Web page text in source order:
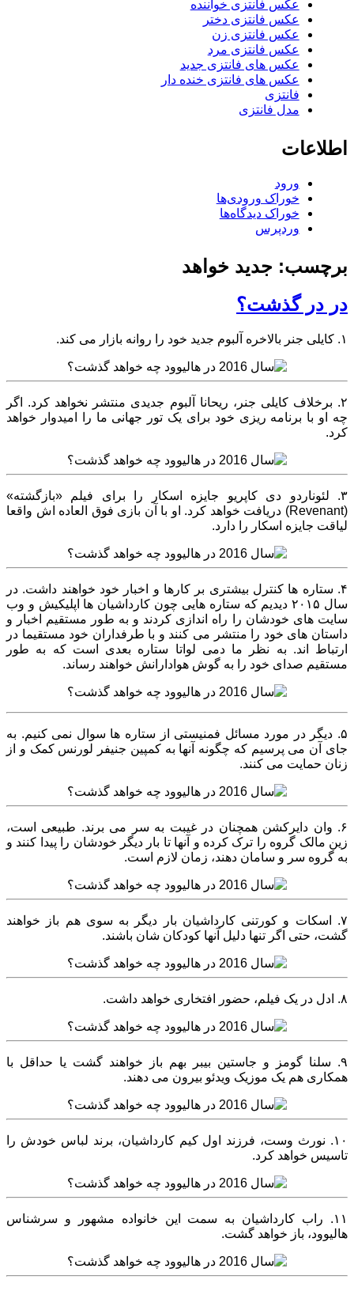
عکس فانتزی خواننده
عکس فانتزی دختر
عکس فانتزی زن
عکس فانتزی مرد
عکس های فانتزی جدید
عکس های فانتزی خنده دار
فانتزی
مدل فانتزی
اطلاعات
ورود
خوراک ورودی‌ها
خوراک دیدگاه‌ها
وردپرس
برچسب: جدید خواهد
در در گذشت؟
۱. کایلی جنر بالاخره آلبوم جدید خود را روانه بازار می کند.
۲. برخلاف کایلی جنر، ریحانا آلبوم جدیدی منتشر نخواهد کرد. اگر
چه او با برنامه ریزی خود برای یک تور جهانی ما را امیدوار خواهد
کرد.
۳. لئوناردو دی کاپریو جایزه اسکار را برای فیلم «بازگشته»
(Revenant) دریافت خواهد کرد. او با آن بازی فوق العاده اش واقعا
لیاقت جایزه اسکار را دارد.
۴. ستاره ها کنترل بیشتری بر کارها و اخبار خود خواهند داشت. در
سال ۲۰۱۵ دیدیم که ستاره هایی چون کارداشیان ها اپلیکیش و وب
سایت های خودشان را راه اندازی کردند و به طور مستقیم اخبار و
داستان های خود را منتشر می کنند و با طرفداران خود مستقیما در
ارتباط اند. به نظر ما دمی لواتا ستاره بعدی است که به طور
مستقیم صدای خود را به گوش هوادارانش خواهند رساند.
۵. دیگر در مورد مسائل فمنیستی از ستاره ها سوال نمی کنیم. به
جای آن می پرسیم که چگونه آنها به کمپین جنیفر لورنس کمک و از
زنان حمایت می کنند.
۶. وان دایرکشن همچنان در غیبت به سر می برند. طبیعی است،
زین مالک گروه را ترک کرده و آنها تا بار دیگر خودشان را پیدا کنند و
به گروه سر و سامان دهند، زمان لازم است.
۷. اسکات و کورتنی کارداشیان بار دیگر به سوی هم باز خواهند
گشت، حتی اگر تنها دلیل آنها کودکان شان باشند.
۸. ادل در یک فیلم، حضور افتخاری خواهد داشت.
۹. سلنا گومز و جاستین بیبر بهم باز خواهند گشت یا حداقل با
همکاری هم یک موزیک ویدئو بیرون می دهند.
۱۰. نورث وست، فرزند اول کیم کارداشیان، برند لباس خودش را
تاسیس خواهد کرد.
۱۱. راب کارداشیان به سمت این خانواده مشهور و سرشناس
هالیوود، باز خواهد گشت.